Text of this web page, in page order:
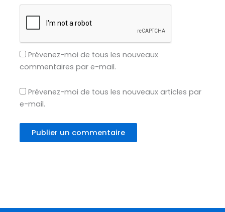
Prévenez-moi de tous les nouveaux
commentaires par e-mail.
Prévenez-moi de tous les nouveaux articles par
e-mail.